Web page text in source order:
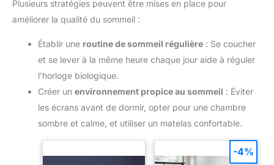
Plusieurs stratégies peuvent être mises en place pour
améliorer la qualité du sommeil :
Établir une routine de sommeil régulière : Se coucher
et se lever à la même heure chaque jour aide à réguler
l’horloge biologique.
Créer un environnement propice au sommeil : Éviter
les écrans avant de dormir, opter pour une chambre
sombre et calme, et utiliser un matelas confortable.
-4%